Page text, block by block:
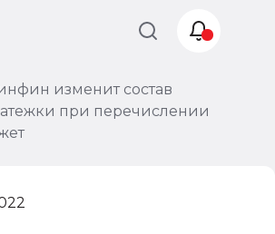
изменит состав
при перечислении